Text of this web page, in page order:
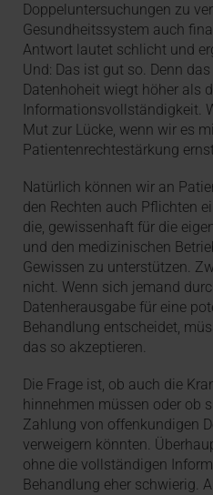
Doppeluntersuchungen zu
Gesundheitssystem auch
Antwort lautet schlicht und
Und: Das ist gut so. Denn
Datenhoheit wiegt höher als
Informationsvollständigkeit.
Mut zur Lücke, wenn wir es
Patientenrechtestärkung
Natürlich können wir an
den Rechten auch Pflichten
die, gewissenhaft für die
und den medizinischen
Gewissen zu unterstützen.
nicht. Wenn sich jemand
Datenherausgabe für eine
Behandlung entscheidet,
das so akzeptieren.
Die Frage ist, ob auch die
hinnehmen müssen oder ob
Zahlung von offenkundigen
verweigern könnten.
ohne die vollständigen
Behandlung eher schwierig.